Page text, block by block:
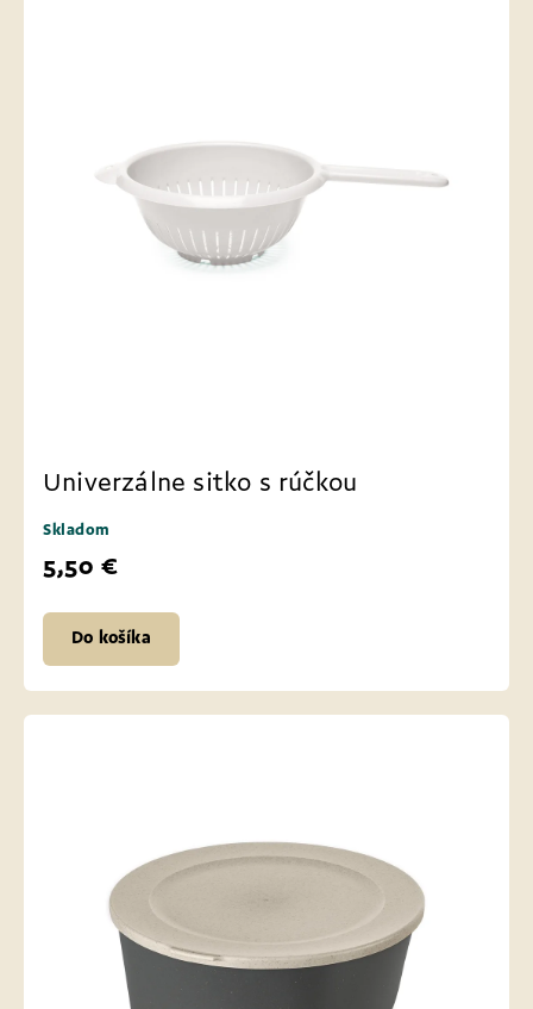
Univerzálne sitko s rúčkou
Skladom
5,50 €
Do košíka